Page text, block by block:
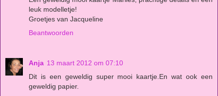
leuk modelletje!
Groetjes van Jacqueline
Beantwoorden
Anja 13 maart 2012 om 07:10
Dit is een geweldig super mooi kaartje.En wat ook een
geweldig papier.